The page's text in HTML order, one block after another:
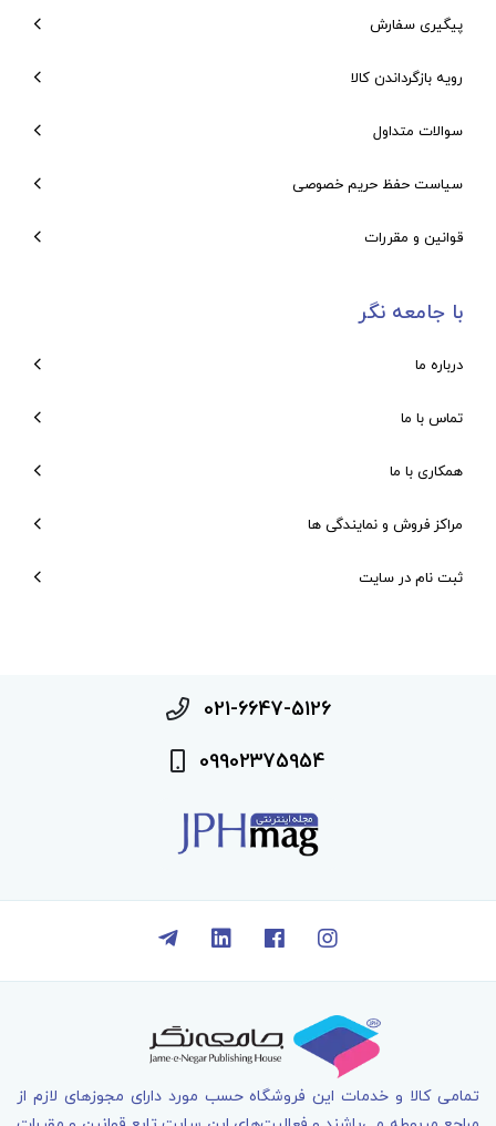
پیگیری سفارش
رویه بازگرداندن کالا
سوالات متداول
سیاست حفظ حریم خصوصی
قوانین و مقررات
با جامعه نگر
درباره ما
تماس با ما
همکاری با ما
مراکز فروش و نمایندگی ها
ثبت نام در سایت
021-6647-5126
09902375954
تمامی کالا و خدمات اين فروشگاه حسب مورد دارای مجوزهای لازم از